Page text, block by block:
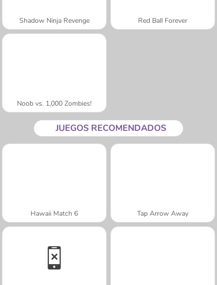
Shadow Ninja Revenge Red Ball Forever
Noob vs. 1,000 Zombies!
JUEGOS RECOMENDADOS
Hawaii Match 6 Tap Arrow Away